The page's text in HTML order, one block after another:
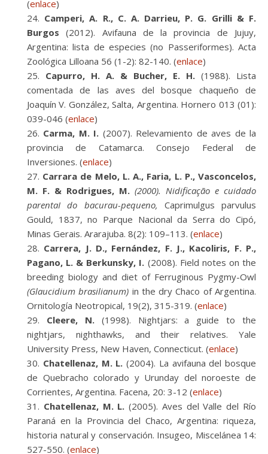
(enlace)
Camperi, A. R., C. A. Darrieu, P. G. Grilli & F.
Burgos (2012). Avifauna de la provincia de Jujuy,
Argentina: lista de especies (no Passeriformes). Acta
Zoológica Lilloana 56 (1-2): 82-140. (enlace)
Capurro, H. A. & Bucher, E. H. (1988). Lista
comentada de las aves del bosque chaqueño de
Joaquín V. González, Salta, Argentina. Hornero 013 (01):
039-046 (enlace)
Carma, M. I. (2007). Relevamiento de aves de la
provincia de Catamarca. Consejo Federal de
Inversiones. (enlace)
Carrara de Melo, L. A., Faria, L. P., Vasconcelos,
M. F. & Rodrigues, M. (2000). Nidificação e cuidado
parentaI do bacurau-pequeno, Caprimulgus parvulus
Gould, 1837, no Parque Nacional da Serra do Cipó,
Minas Gerais. Ararajuba. 8(2): 109–113. (enlace)
Carrera, J. D., Fernández, F. J., Kacoliris, F. P.,
Pagano, L. & Berkunsky, I. (2008). Field notes on the
breeding biology and diet of Ferruginous Pygmy-Owl
(Glaucidium brasilianum) in the dry Chaco of Argentina.
Ornitología Neotropical, 19(2), 315-319. (enlace)
Cleere, N.(1998). Nightjars: a guide to the
nightjars, nighthawks, and their relatives. Yale
University Press, New Haven, Connecticut. (enlace)
Chatellenaz, M. L. (2004). La avifauna del bosque
de Quebracho colorado y Urunday del noroeste de
Corrientes, Argentina. Facena, 20: 3-12 (enlace)
Chatellenaz, M. L. (2005). Aves del Valle del Río
Paraná en la Provincia del Chaco, Argentina: riqueza,
historia natural y conservación. Insugeo, Miscelánea 14:
527-550. (enlace)